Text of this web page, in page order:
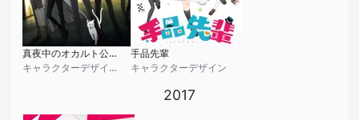
真夜中のオカルト公務員
キャラクターデザイン, アナザーデザイン, プロップデザイン
手品先輩
キャラクターデザイン
2017